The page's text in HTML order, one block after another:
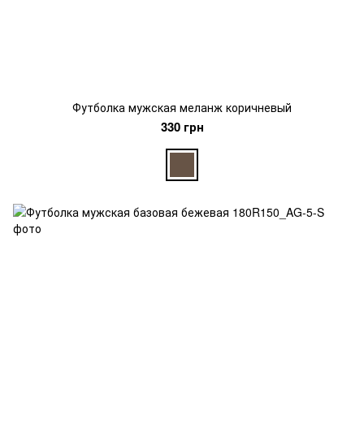
Футболка мужская меланж коричневый
330 грн